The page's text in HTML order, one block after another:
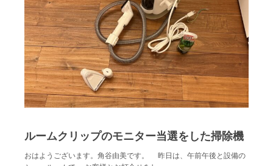
ルームクリップのモニター当選をした掃除機
おはようございます。角谷由美です。 昨日は、午前午後と設備の